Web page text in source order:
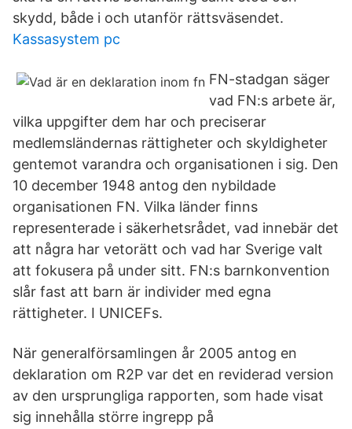
skydd, både i och utanför rättsväsendet.
Kassasystem pc
FN-stadgan säger
vad FN:s arbete är,
vilka uppgifter dem har och preciserar
medlemsländernas rättigheter och skyldigheter
gentemot varandra och organisationen i sig. Den
10 december 1948 antog den nybildade
organisationen FN. Vilka länder finns
representerade i säkerhetsrådet, vad innebär det
att några har vetorätt och vad har Sverige valt
att fokusera på under sitt. FN:s barnkonvention
slår fast att barn är individer med egna
rättigheter. I UNICEFs.
När generalförsamlingen år 2005 antog en
deklaration om R2P var det en reviderad version
av den ursprungliga rapporten, som hade visat
sig innehålla större ingrepp på